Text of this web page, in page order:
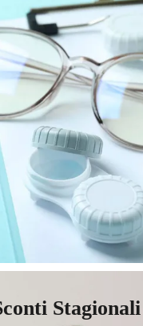
Stagionali